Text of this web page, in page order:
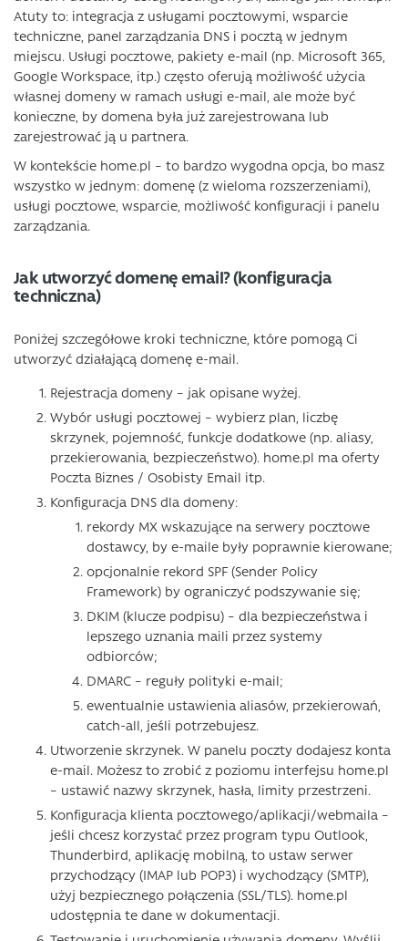
Atuty to: integracja z usługami pocztowymi, wsparcie
techniczne, panel zarządzania DNS i pocztą w jednym
miejscu. Usługi pocztowe, pakiety e-mail (np. Microsoft 365,
Google Workspace, itp.) często oferują możliwość użycia
własnej domeny w ramach usługi e-mail, ale może być
konieczne, by domena była już zarejestrowana lub
zarejestrować ją u partnera.
W kontekście home.pl – to bardzo wygodna opcja, bo masz
wszystko w jednym: domenę (z wieloma rozszerzeniami),
usługi pocztowe, wsparcie, możliwość konfiguracji i panelu
zarządzania.
Jak utworzyć domenę email? (konfiguracja
techniczna)
Poniżej szczegółowe kroki techniczne, które pomogą Ci
utworzyć działającą domenę e-mail.
Rejestracja domeny – jak opisane wyżej.
Wybór usługi pocztowej – wybierz plan, liczbę
skrzynek, pojemność, funkcje dodatkowe (np. aliasy,
przekierowania, bezpieczeństwo). home.pl ma oferty
Poczta Biznes / Osobisty Email itp.
Konfiguracja DNS dla domeny:
rekordy MX wskazujące na serwery pocztowe
dostawcy, by e-maile były poprawnie kierowane;
opcjonalnie rekord SPF (Sender Policy
Framework) by ograniczyć podszywanie się;
DKIM (klucze podpisu) – dla bezpieczeństwa i
lepszego uznania maili przez systemy
odbiorców;
DMARC – reguły polityki e-mail;
ewentualnie ustawienia aliasów, przekierowań,
catch-all, jeśli potrzebujesz.
Utworzenie skrzynek. W panelu poczty dodajesz konta
e-mail. Możesz to zrobić z poziomu interfejsu home.pl
– ustawić nazwy skrzynek, hasła, limity przestrzeni.
Konfiguracja klienta pocztowego/aplikacji/webmaila –
jeśli chcesz korzystać przez program typu Outlook,
Thunderbird, aplikację mobilną, to ustaw serwer
przychodzący (IMAP lub POP3) i wychodzący (SMTP),
użyj bezpiecznego połączenia (SSL/TLS). home.pl
udostępnia te dane w dokumentacji.